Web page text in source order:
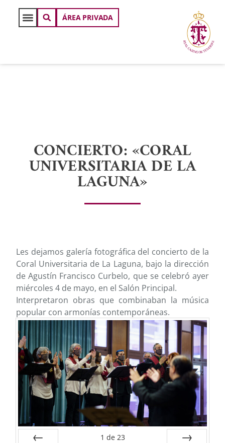
ÁREA PRIVADA
CONCIERTO: «CORAL
UNIVERSITARIA DE LA
LAGUNA»
Les dejamos galería fotográfica del concierto de la
Coral Universitaria de La Laguna, bajo la dirección
de Agustín Francisco Curbelo, que se celebró ayer
miércoles 4 de mayo, en el Salón Principal.
Interpretaron obras que combinaban la música
popular con armonías contemporáneas.
1 de 23